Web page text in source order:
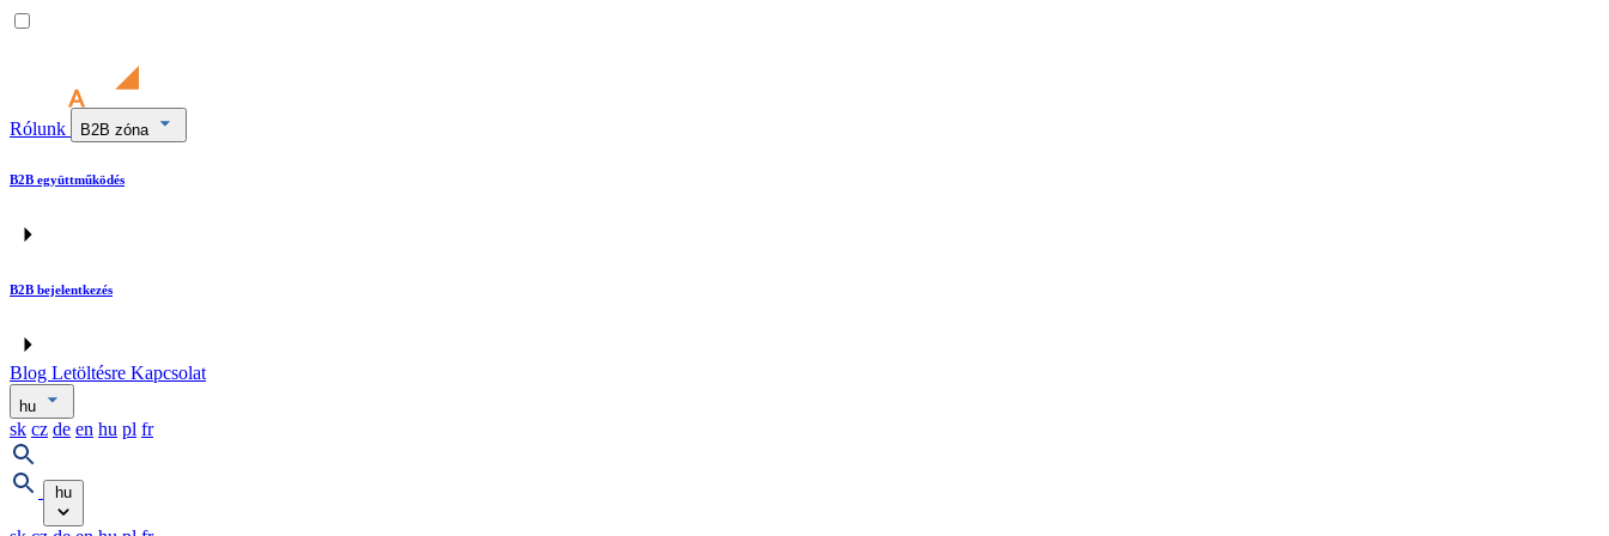
Rólunk B2B zóna
B2B együttműködés
B2B bejelentkezés
Blog Letöltésre Kapcsolat
hu
sk cz de en hu pl fr
hu